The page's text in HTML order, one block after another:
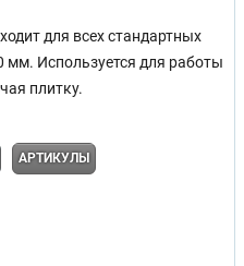
для всех стандартных
Используется для работы
плитку.
АРТИКУЛЫ